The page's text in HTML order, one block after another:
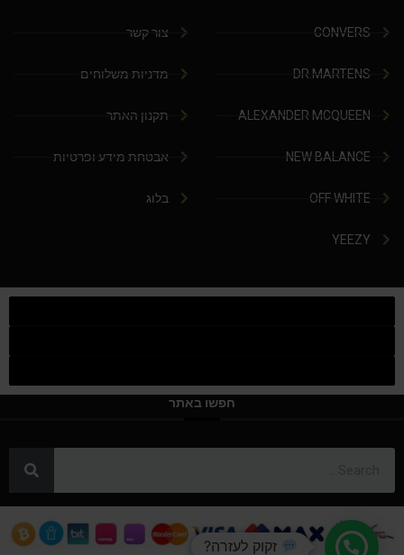
CONVERS
DR.MARTENS
ALEXANDER MCQUEEN
NEW BALANCE
OFF WHITE
YEEZY
צור קשר
מדניות משלוחים
תקנון האתר
אבטחת מידע ופרטיות
בלוג
חפשו באתר
זקוק לעזרה?